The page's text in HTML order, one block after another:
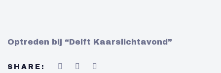
Optreden bij “Delft Kaarslichtavond”
SHARE: